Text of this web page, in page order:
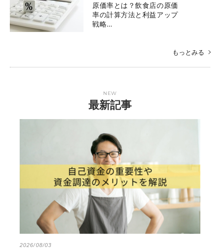
原価率とは？飲食店の原価
率の計算方法と利益アップ
戦略…
もっとみる
NEW
最新記事
2026/08/03